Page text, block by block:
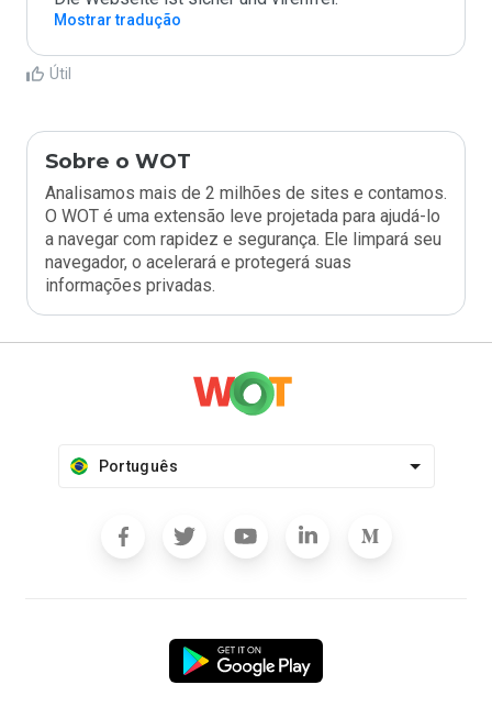
Mostrar tradução
Útil
Sobre o WOT
Analisamos mais de 2 milhões de sites e contamos.
O WOT é uma extensão leve projetada para ajudá-lo
a navegar com rapidez e segurança. Ele limpará seu
navegador, o acelerará e protegerá suas
informações privadas.
Português